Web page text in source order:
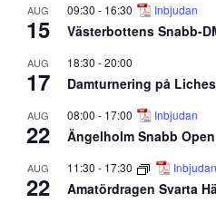
AUG
15
09:30 - 16:30 Inbjudan
Västerbottens Snabb-
AUG
17
18:30 -20:00
Damturnering på
AUG
22
08:00 - 17:00 Inbjudan
Ängelholm Snabb Open
AUG
22
11:30 - 17:30 Inbjudan
Amatördragen Svarta